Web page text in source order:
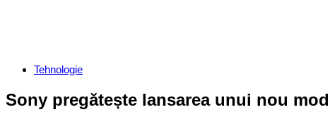
Categories
Tehnologie
Sony pregătește lansarea unui nou